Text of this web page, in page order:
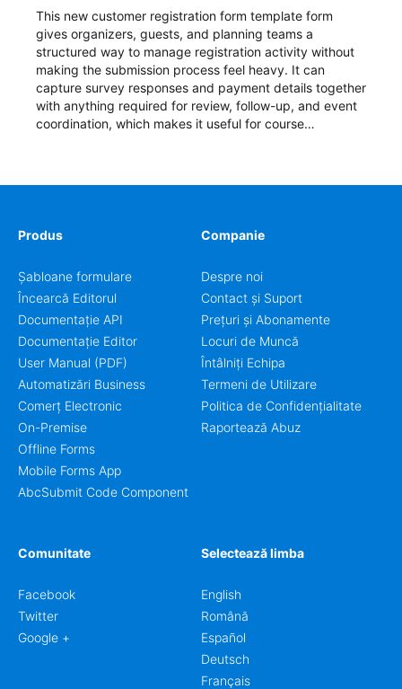
This new customer registration form template form
gives organizers, guests, and planning teams a
structured way to manage registration activity without
making the submission process feel heavy. It can
capture survey responses and payment details together
with anything required for review, follow-up, and event
coordination, which makes it useful for course
notes, participation preferences, supporting details, and
Produs
Șabloane formulare
Încearcă Editorul
Documentație API
Documentație Editor
User Manual (PDF)
Automatizări Business
Comerț Electronic
On-Premise
Offline Forms
Mobile Forms App
AbcSubmit Code Component
Companie
Despre noi
Contact și Suport
Prețuri și Abonamente
Locuri de Muncă
Întâlniți Echipa
Termeni de Utilizare
Politica de Confidențialitate
Raportează Abuz
Comunitate
Facebook
Twitter
Google +
Selectează limba
English
Română
Español
Deutsch
Français